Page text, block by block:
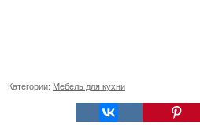
Категории: Мебель для кухни